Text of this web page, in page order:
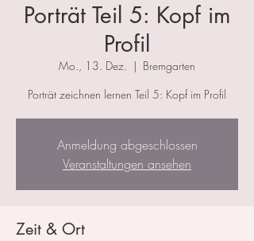
Porträt Teil 5: Kopf im
Profil
Mo., 13. Dez.
  |
Bremgarten
Porträt zeichnen lernen Teil 5: Kopf im Profil
Anmeldung abgeschlossen
Veranstaltungen ansehen
Zeit & Ort